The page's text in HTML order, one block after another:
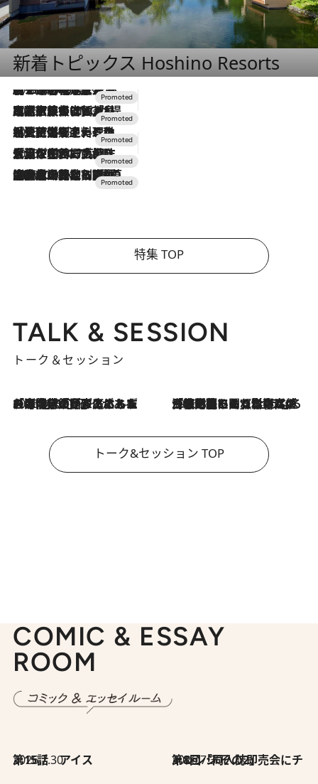
新着トピックス Hoshino Resorts
2026.8.7
【トンボの足水浴】ヒノキの香りに包まれて涼感マックス！約13℃の湧水かけ流しを避暑地「星野温泉 トンボの湯」で体験
2026.7.31
【ホテル帰省】という選択肢をOMOが提案。家族とほどよい距離を保つには「昼は実家、夜は気兼ねなくホテルで！」
2026.7.24
【夏限定ディナーコース】旬を迎える稚鮎や花ズッキーニなどをイタリア・トスカーナの郷土料理の手法で満喫！
2026.7.17
「土佐和ハーブかき氷」がOMO7高知に登場！生姜、山椒、大葉など目にも舌にも涼を呼ぶ郷土の味
2026.7.10
NEW OPEN！【界 草津】名湯の地に誕生。趣の異なる2種の温泉と上州ならではの会席・蕎麦割烹など美食を味わう究極の癒やし旅
特集 TOP
TALK & SESSION
トーク＆セッション
2026.8.3
「今後値上げがあるとすれば…」「リスクがあるのは今年の冬」エネルギー専門家が語る、ホルムズ海峡封鎖が家庭にもたらす“ある心配” 2026.8.3
「住宅建てられない…」「サーチャージ料の高値が続いている」ホルムズ海峡封鎖による影響はいつまで続く？《エネルギー専門家に聞く“どうなる日本の暮らし”》
トーク&セッション TOP
COMIC & ESSAY
ROOM
2026.7.30
第15話 アイス 2026.7.30
第8回「同人誌即売会にチャレンジ その2」